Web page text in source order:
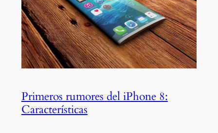
Primeros rumores del iPhone 8:
Características